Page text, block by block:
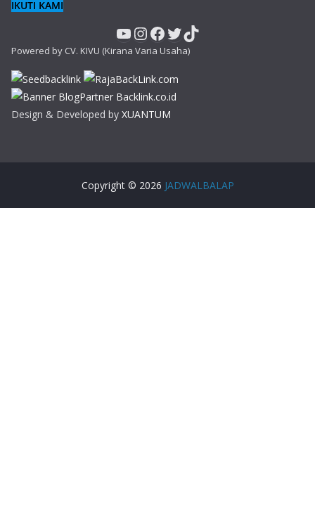
IKUTI KAMI
YouTube
Instagram
Facebook
Twitter
TikTok
Powered by CV. KIVU (Kirana Varia Usaha)
Design & Developed by XUANTUM
Copyright © 2026 JADWALBALAP